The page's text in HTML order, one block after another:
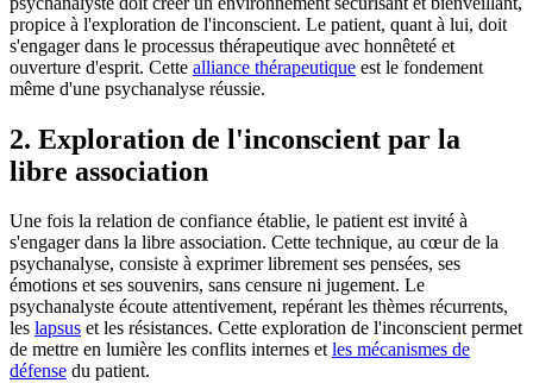
propice à l'exploration de l'inconscient. Le patient, quant à lui, doit
s'engager dans le processus thérapeutique avec honnêteté et
ouverture d'esprit. Cette alliance thérapeutique est le fondement
même d'une psychanalyse réussie.
2. Exploration de l'inconscient par la
libre association
Une fois la relation de confiance établie, le patient est invité à
s'engager dans la libre association. Cette technique, au cœur de la
psychanalyse, consiste à exprimer librement ses pensées, ses
émotions et ses souvenirs, sans censure ni jugement. Le
psychanalyste écoute attentivement, repérant les thèmes récurrents,
les lapsus et les résistances. Cette exploration de l'inconscient permet
de mettre en lumière les conflits internes etles mécanismes de
défense du patient.